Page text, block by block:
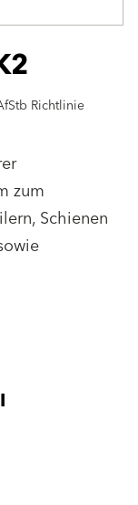
Richtlinie
zum
Schienen